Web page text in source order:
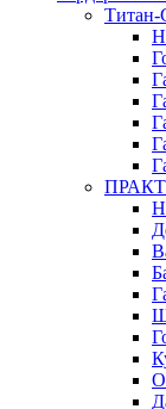
Титан-